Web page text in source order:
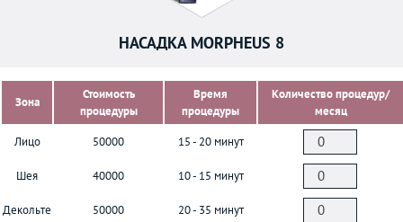
НАСАДКА MORPHEUS 8
Зона
Стоимость
процедуры
Время
процедуры
Количество процедур/
месяц
Лицо
50000 15 - 20 минут
Шея 40000 10 - 15 минут
Декольте 50000 20 - 35 минут